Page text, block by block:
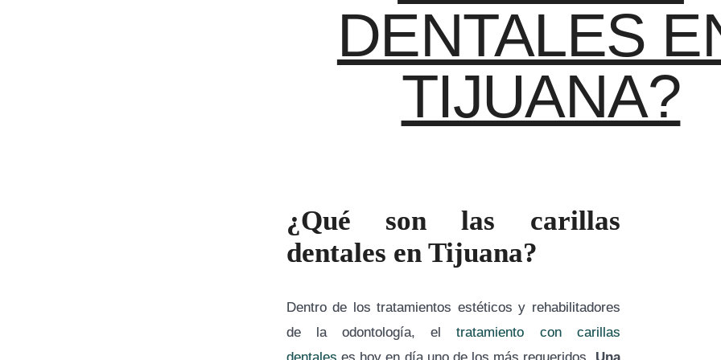
DENTALES
TIJUANA?
¿Qué son las carillas
dentales en Tijuana?
Dentro de los tratamientos estéticos y rehabilitadores
de la odontología, eltratamiento con carillas
dentales es hoy en día uno de los más requeridos. Una